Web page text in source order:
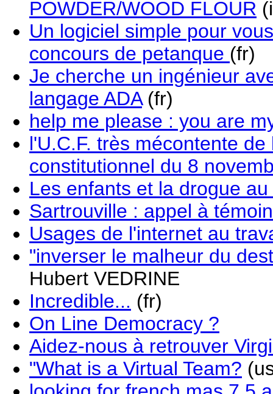
POWDER/WOOD FLOUR
Un logiciel simple pour
concours de petanque (fr)
Je cherche un ingénieur
langage ADA(fr)
help me please : you are
l'U.C.F. très mécontente
constitutionnel du 8
Les enfants et la drogue
Sartrouville : appel à
Usages de l'internet au
"inverser le malheur du
Hubert VEDRINE
Incredible... (fr)
On Line Democracy ?
Aidez-nous à retrouver
"What is a Virtual Team?